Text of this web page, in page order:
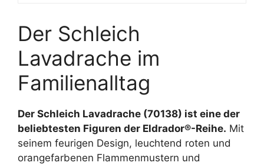
Der Schleich
Lavadrache im
Familienalltag
Der Schleich Lavadrache (70138) ist eine der
beliebtesten Figuren der Eldrador®-Reihe. Mit
seinem feurigen Design, leuchtend roten und
orangefarbenen Flammenmustern und